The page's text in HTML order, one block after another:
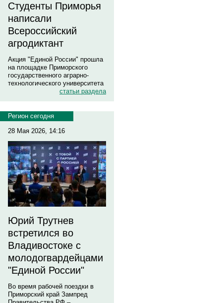
Студенты Приморья
написали
Всероссийский
агродиктант
Акция "Единой России" прошла
на площадке Приморского
государственного аграрно-
технологического университета
статьи раздела
Регион сегодня
28 Мая 2026, 14:16
Юрий Трутнев
встретился во
Владивостоке с
молодогвардейцами
"Единой России"
Во время рабочей поездки в
Приморский край Зампред